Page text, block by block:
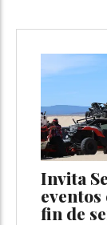
Invita
fin de